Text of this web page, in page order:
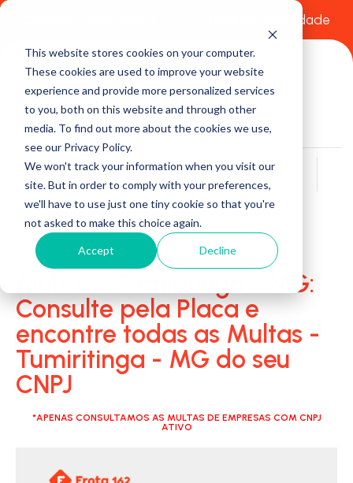
This website stores cookies on your computer.
These cookies are used to improve your website
experience and provide more personalized services
to you, both on this website and through other
media. To find out more about the cookies we use,
see our Privacy Policy.
We won't track your information when you visit our
site. But in order to comply with your preferences,
we'll have to use just one tiny cookie so that you're
not asked to make this choice again.
Accept Decline
Política de Privacidade
Buscar
Multas - Tumiritinga - MG:
Consulte pela Placa e
encontre todas as Multas -
Tumiritinga - MG do seu
CNPJ
*APENAS CONSULTAMOS AS MULTAS DE EMPRESAS COM CNPJ
ATIVO